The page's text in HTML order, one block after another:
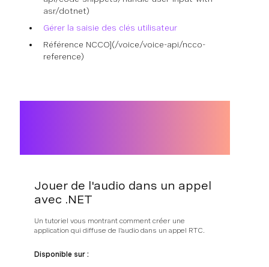
asr/dotnet)
Gérer la saisie des clés utilisateur
Référence NCCO](/voice/voice-api/ncco-
reference)
Jouer de l'audio dans un appel
avec .NET
Un tutoriel vous montrant comment créer une
application qui diffuse de l'audio dans un appel RTC.
Disponible sur :